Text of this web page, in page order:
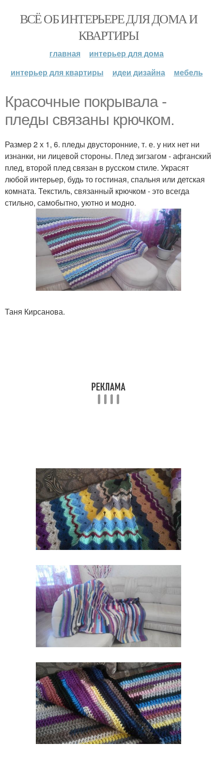
ВСЁ ОБ ИНТЕРЬЕРЕ ДЛЯ ДОМА И
КВАРТИРЫ
главная
интерьер для дома
интерьер для квартиры
идеи дизайна мебель
Красочные покрывала -
пледы связаны крючком.
Размер 2 х 1, 6. пледы двусторонние, т. е. у них нет ни
изнанки, ни лицевой стороны. Плед зигзагом - афганский
плед, второй плед связан в русском стиле. Украсят
любой интерьер, будь то гостиная, спальня или детская
комната. Текстиль, связанный крючком - это всегда
стильно, самобытно, уютно и модно.
Таня Кирсанова.